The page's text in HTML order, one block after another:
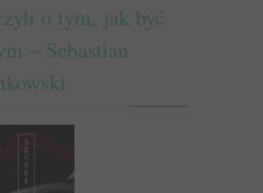
o tym, jak być
– Sebastian